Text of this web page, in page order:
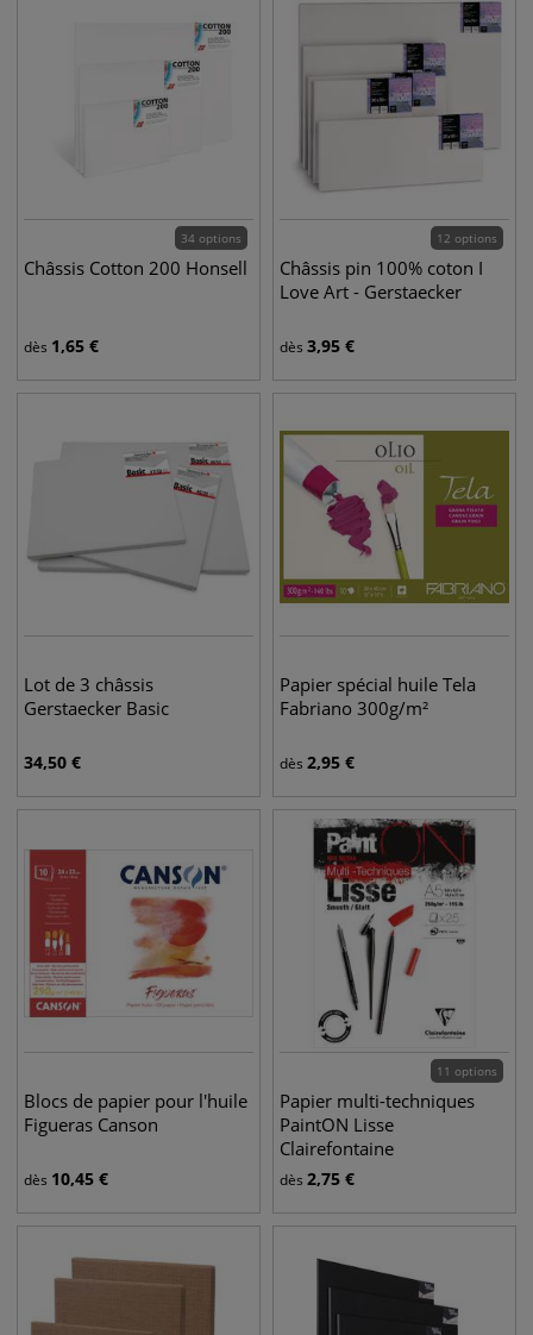
34 options
Châssis Cotton 200 Honsell
dès 1,65 €
12 options
Châssis pin 100% coton I
Love Art - Gerstaecker
dès 3,95 €
Lot de 3 châssis
Gerstaecker Basic
34,50 €
Papier spécial huile Tela
Fabriano 300g/m²
dès 2,95 €
Blocs de papier pour l'huile
Figueras Canson
dès 10,45 €
11 options
Papier multi-techniques
PaintON Lisse
Clairefontaine
dès 2,75 €